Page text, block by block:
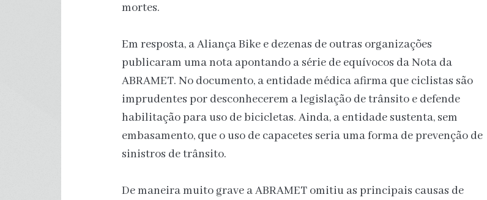
mortes.
Em resposta, a Aliança Bike e dezenas de outras organizações
publicaram uma nota apontando a série de equívocos da Nota da
ABRAMET. No documento, a entidade médica afirma que ciclistas são
imprudentes por desconhecerem a legislação de trânsito e defende
habilitação para uso de bicicletas. Ainda, a entidade sustenta, sem
embasamento, que o uso de capacetes seria uma forma de prevenção de
sinistros de trânsito.
De maneira muito grave a ABRAMET omitiu as principais causas de